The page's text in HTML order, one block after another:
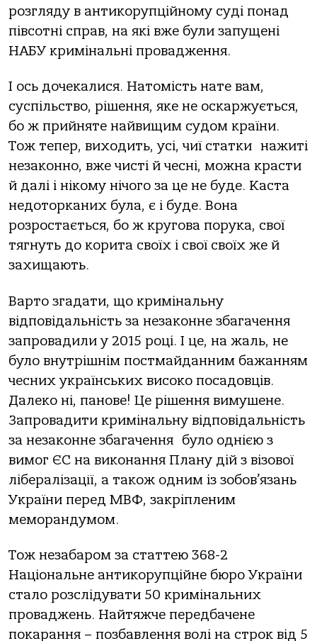
розгляду в антикорупційному суді понад
півсотні справ, на які вже були запущені
НАБУ кримінальні провадження.
І ось дочекалися. Натомість нате вам,
суспільство, рішення, яке не оскаржується,
бо ж прийняте найвищим судом країни.
Тож тепер, виходить, усі, чиї статки нажиті
незаконно, вже чисті й чесні, можна красти
й далі і нікому нічого за це не буде. Каста
недоторканих була, є і буде. Вона
розростається, бо ж кругова порука, свої
тягнуть до корита своїх і свої своїх же й
захищають.
Варто згадати, що кримінальну
відповідальність за незаконне збагачення
запровадили у 2015 році. І це, на жаль, не
було внутрішнім постмайданним бажанням
чесних українських високо посадовців.
Далеко ні, панове! Це рішення вимушене.
Запровадити кримінальну відповідальність
за незаконне збагачення було однією з
вимог ЄС на виконання Плану дій з візової
лібералізації, а також одним із зобов’язань
України перед МВФ, закріпленим
меморандумом.
Тож незабаром за статтею 368-2
Національне антикорупційне бюро України
стало розслідувати 50 кримінальних
проваджень. Найтяжче передбачене
покарання – позбавлення волі на строк від 5